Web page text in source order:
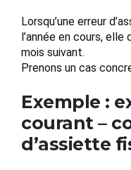
Lorsqu’une erreur
l’année en cours,
mois suivant.
Prenons un cas
Exemple :
courant –
d’assiette